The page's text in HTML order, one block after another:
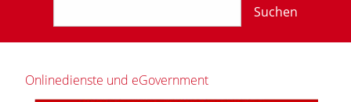
Suchen
Onlinedienste und eGovernment